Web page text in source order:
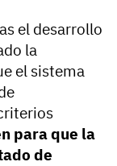
el desarrollo
la
el sistema
para que la
de